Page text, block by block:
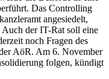
Das Controlling
angesiedelt,
der IT-Rat soll eine
noch Fragen des
AöR. Am 6. November
folgen, kündigt